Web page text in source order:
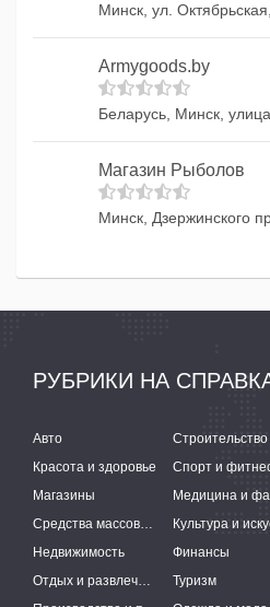
Минск, ул.
Armygoods.by
Беларусь, Минск,
Магазин Рыболов
Минск, Дзержинского
РУБРИКИ НА
Авто
Красота и здоровье
Спорт и
Магазины
Средства массовой информации
Недвижимость
Финансы
Отдых и развлечения
Туризм